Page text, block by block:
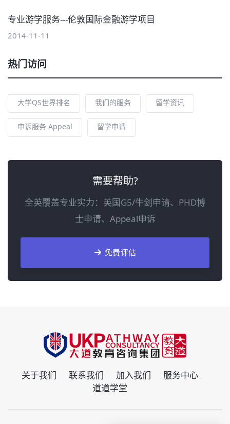
专业游学服务---伦敦国际金融游学项目
2014-11-11
热门访问
大学QS世界排名 我们的服务 留学资讯
申诉服务 Appeal 留学申请
需要帮助?
全英覆盖专业实力：英国G5/牛剑申请、PHD博
士申请、Appeal申诉
免费评估
关于我们 联系我们 加入我们
服务中心
道道学堂